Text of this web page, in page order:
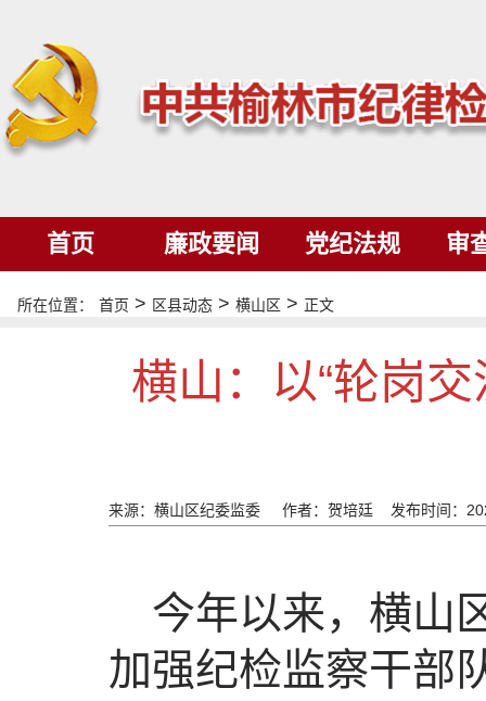
首页 廉政要闻 党纪法规 审
所在位置： 首页 > 区县动态 > 横山区 > 正文
横山：以“轮岗
来源：横山区纪委监委 作者：贺培廷 发布时间：
今年以来，横山
加强纪检监察干部